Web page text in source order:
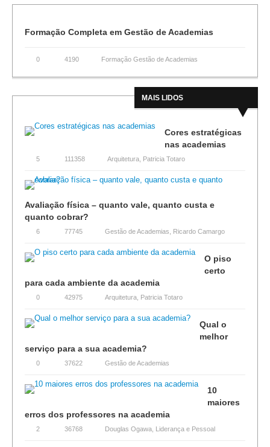
Formação Completa em Gestão de Academias
0 4190 Formação Gestão de Academias
MAIS LIDOS
Cores estratégicas
nas academias
5 111358 Arquitetura Patricia Totaro
Avaliação física – quanto vale, quanto custa e
quanto cobrar?
6 77745 Gestão de Academias Ricardo Camargo
O piso
certo
para cada ambiente da academia
0 42975 Arquitetura Patricia Totaro
Qual o
melhor
serviço para a sua academia?
0 37622 Gestão de Academias
10
maiores
erros dos professores na academia
2 36768 Douglas Ogawa Liderança e Pessoal